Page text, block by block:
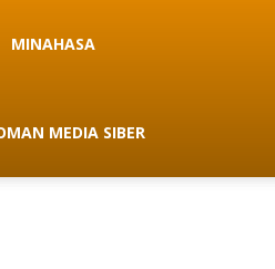
MINAHASA
MEDIA SIBER